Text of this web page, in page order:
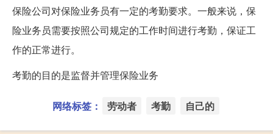
保险公司对保险业务员有一定的考勤要求。一般来说，保
险业务员需要按照公司规定的工作时间进行考勤，保证工
作的正常进行。
考勤的目的是监督并管理保险业务
网络标签： 劳动者 考勤 自己的